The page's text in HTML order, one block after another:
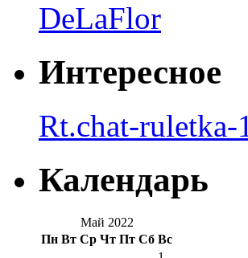
DeLaFlor
Интересное
Rt.chat-ruletka-
Календарь
Май 2022
Пн Вт Ср Чт Пт Сб Вс